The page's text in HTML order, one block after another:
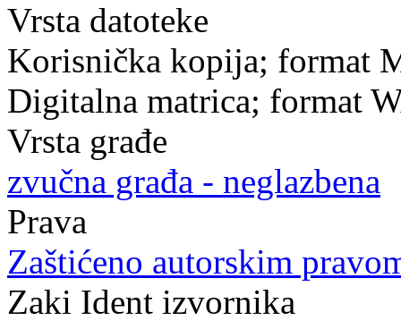
Vrsta datoteke
Korisnička kopija; format
Digitalna matrica; format
Vrsta građe
zvučna građa - neglazbena
Prava
Zaštićeno autorskim
Zaki Ident izvornika